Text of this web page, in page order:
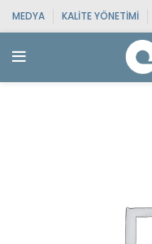
MEDYA KALITE YÖNETIMI